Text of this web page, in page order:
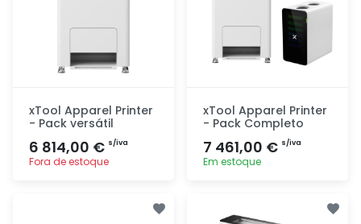
xTool Apparel Printer
- Pack versátil
6 814,00 € s/iva
Fora de estoque
xTool Apparel Printer
- Pack Completo
7 461,00 € s/iva
Em estoque